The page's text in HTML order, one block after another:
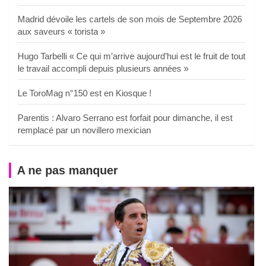
Madrid dévoile les cartels de son mois de Septembre 2026
aux saveurs « torista »
Hugo Tarbelli « Ce qui m’arrive aujourd’hui est le fruit de tout
le travail accompli depuis plusieurs années »
Le ToroMag n°150 est en Kiosque !
Parentis : Alvaro Serrano est forfait pour dimanche, il est
remplacé par un novillero mexician
A ne pas manquer